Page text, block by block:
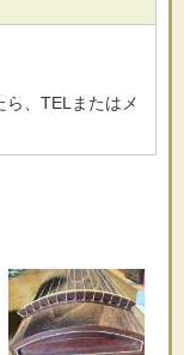
、TELまたはメ